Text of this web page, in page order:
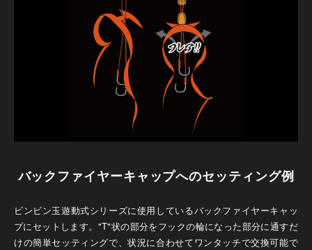
バックファイヤーキャップへのセッティング例
ビンビン玉遊動式シリーズに使用しているバックファイヤーキャッ
プにセットします。"T"状の部分をフックの輪になった部分に通すだ
けの簡単セッティングで、状況に合わせてワンタッチで交換可能で